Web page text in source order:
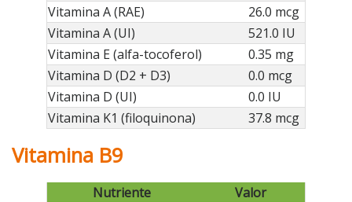
Vitamina A (RAE)
26.0 mcg
Vitamina A (UI)
521.0 IU
Vitamina E (alfa-tocoferol)
0.35 mg
Vitamina D (D2 + D3)
0.0 mcg
Vitamina D (UI)
0.0 IU
Vitamina K1 (filoquinona)
37.8 mcg
Vitamina B9
Nutriente
Valor